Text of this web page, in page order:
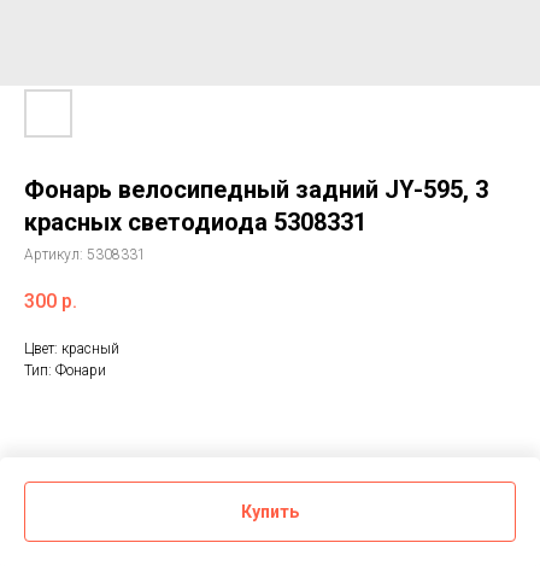
Фонарь велосипедный задний JY-595, 3
красных светодиода 5308331
Артикул: 5308331
300 р.
Купить
Цвет: красный
Тип: Фонари